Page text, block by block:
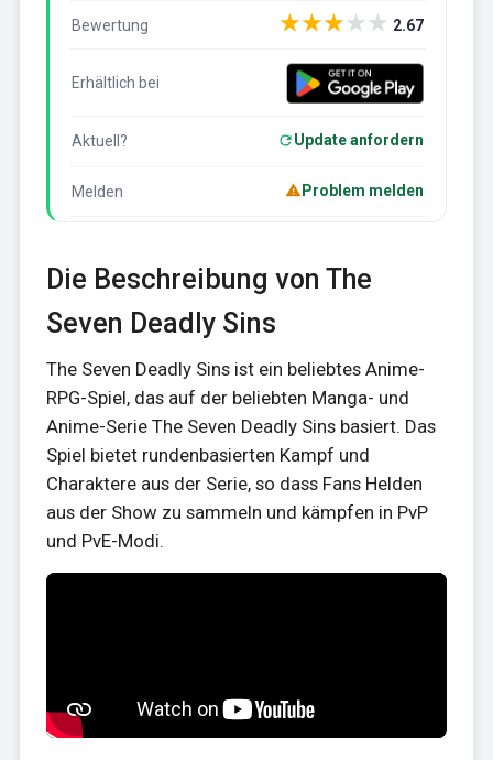
Bewertung ★★★★★ 2.67
Erhältlich bei
Aktuell? Update anfordern
Melden Problem melden
Die Beschreibung von The
Seven Deadly Sins
The Seven Deadly Sins ist ein beliebtes Anime-
RPG-Spiel, das auf der beliebten Manga- und
Anime-Serie The Seven Deadly Sins basiert. Das
Spiel bietet rundenbasierten Kampf und
Charaktere aus der Serie, so dass Fans Helden
aus der Show zu sammeln und kämpfen in PvP
und PvE-Modi.